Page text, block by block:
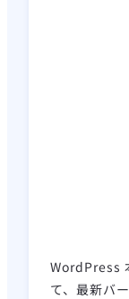
WordPress
て、最新バ